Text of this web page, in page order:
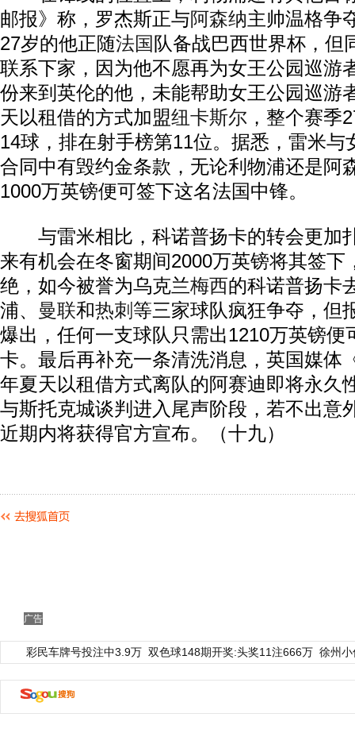
邮报》称，罗杰斯正与阿森纳主帅温格争
27岁的他正随法国 队备战巴西世界杯，但
联系下家，因为他不愿再为女王公园巡游
份来到英伦的他，未能帮助女王公园巡游
天以租借的方式加盟纽卡斯尔 ，整个赛季
14球，排在射手榜第11位。据悉，雷米与
合同中有毁约金条款，无论利物浦还是阿
1000万英镑便可签下这名法国中锋。
与雷米相比，科诺普扬卡的转会更加
来有机会在冬窗期间2000万英镑将其签下
绝，如今被誉为乌克兰梅西的科诺普扬卡
浦、 曼联和热刺 等三家球队疯狂争夺，但
爆出，任何一支球队只需出1210万英镑便
卡。最后再补充一条清洗消息，英国媒体
年夏天以租借方式离队的阿赛迪即将永久
与斯托克城谈判进入尾声阶段，若不出意
近期内将获得官方宣布。（十九）
广告
彩民车牌号投注中3.9万 双色球148期开奖:头奖11注666万 徐州